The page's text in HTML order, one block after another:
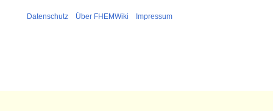
Datenschutz Über FHEMWiki Impressum